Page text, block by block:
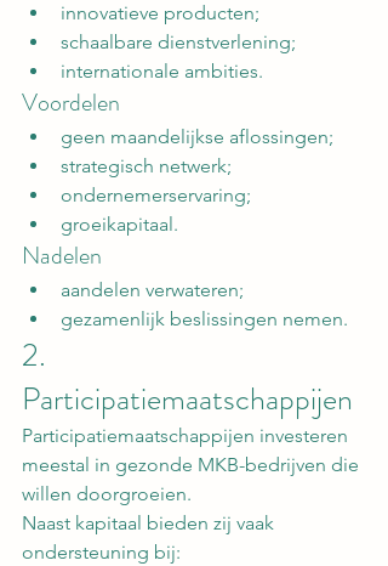
innovatieve producten;
schaalbare dienstverlening;
internationale ambities.
Voordelen
geen maandelijkse aflossingen;
strategisch netwerk;
ondernemerservaring;
groeikapitaal.
Nadelen
aandelen verwateren;
gezamenlijk beslissingen nemen.
2.
Participatiemaatschappijen
Participatiemaatschappijen investeren
meestal in gezonde MKB-bedrijven die
willen doorgroeien.
Naast kapitaal bieden zij vaak
ondersteuning bij: